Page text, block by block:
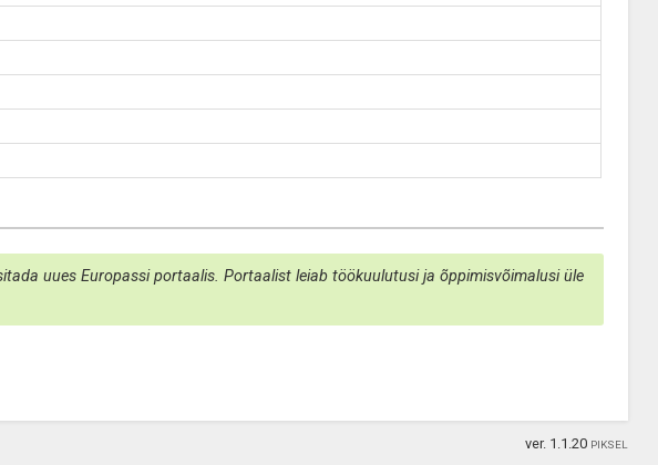
uues Europassi portaalis. Portaalist leiab töökuulutusi ja õppimisvõimalusi üle
ver. 1.1.20 PIKSEL